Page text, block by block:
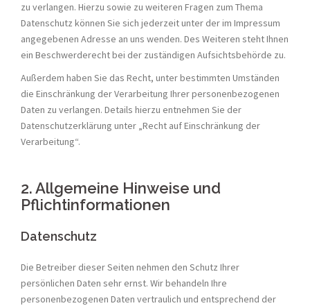
zu verlangen. Hierzu sowie zu weiteren Fragen zum Thema
Datenschutz können Sie sich jederzeit unter der im Impressum
angegebenen Adresse an uns wenden. Des Weiteren steht Ihnen
ein Beschwerderecht bei der zuständigen Aufsichtsbehörde zu.
Außerdem haben Sie das Recht, unter bestimmten Umständen
die Einschränkung der Verarbeitung Ihrer personenbezogenen
Daten zu verlangen. Details hierzu entnehmen Sie der
Datenschutzerklärung unter „Recht auf Einschränkung der
Verarbeitung“.
2. Allgemeine Hinweise und
Pflichtinformationen
Datenschutz
Die Betreiber dieser Seiten nehmen den Schutz Ihrer
persönlichen Daten sehr ernst. Wir behandeln Ihre
personenbezogenen Daten vertraulich und entsprechend der